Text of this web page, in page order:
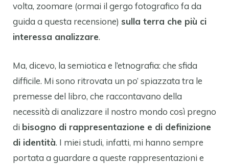
volta, zoomare (ormai il gergo fotografico fa da
guida a questa recensione) sulla terra che più ci
interessa analizzare.
Ma, dicevo, la semiotica e l’etnografia: che sfida
difficile. Mi sono ritrovata un po’ spiazzata tra le
premesse del libro, che raccontavano della
necessità di analizzare il nostro mondo così pregno
di bisogno di rappresentazione e di definizione
di identità. I miei studi, infatti, mi hanno sempre
portata a guardare a queste rappresentazioni e